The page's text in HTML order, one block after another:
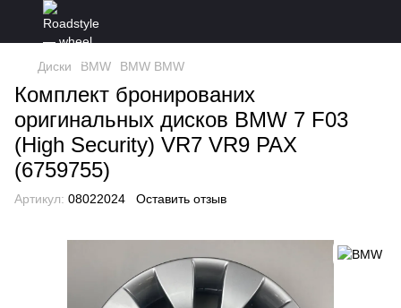
Диски BMW BMW BMW
Комплект бронированих
оригинальных дисков BMW 7 F03
(High Security) VR7 VR9 PAX
(6759755)
Артикул: 08022024 Оставить отзыв